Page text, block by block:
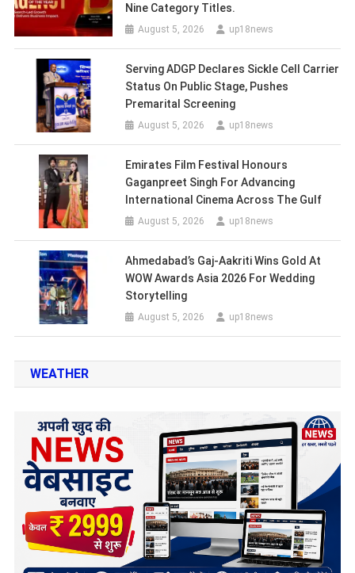
Nine Category Titles.
August 5, 2026 up18news
Serving ADGP Declares Sickle Cell Carrier
Status On Public Stage, Pushes
Premarital Screening
August 5, 2026 up18news
Emirates Film Festival Honours
Gaganpreet Singh For Advancing
International Cinema Across The Gulf
August 5, 2026 up18news
Ahmedabad’s Gaj-Aakriti Wins Gold At
WOW Awards Asia 2026 For Wedding
Storytelling
August 5, 2026 up18news
WEATHER